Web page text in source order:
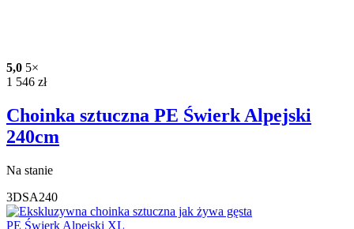
5,0 5×
1 546 zł
Choinka sztuczna PE Świerk Alpejski
240cm
Na stanie
3DSA240